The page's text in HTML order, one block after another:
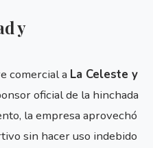
y
comercial a La Celeste y
oficial de la hinchada
la empresa aprovechó
sin hacer uso indebido